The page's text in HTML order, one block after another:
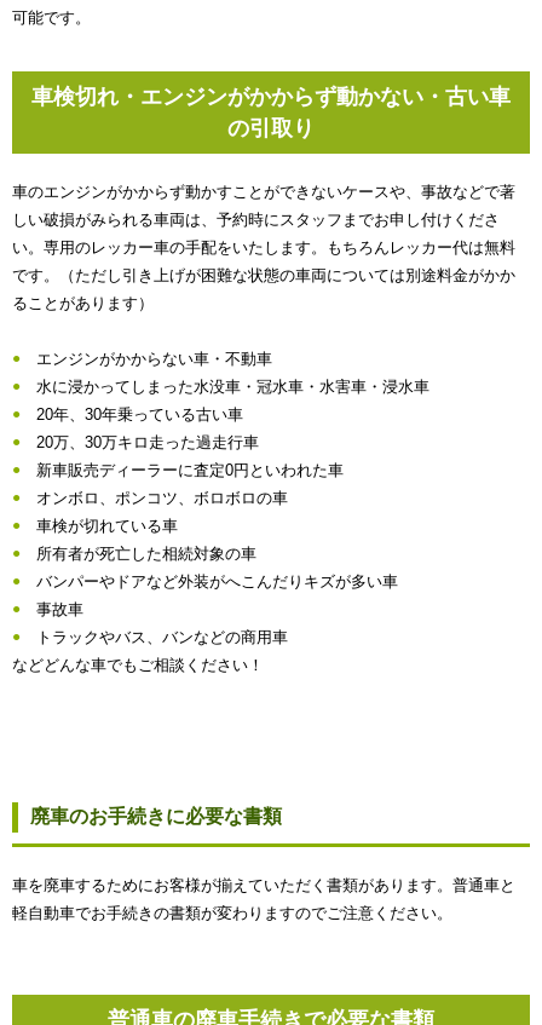
可能です。
車検切れ・エンジンがかからず動かない・古い車
の引取り
車のエンジンがかからず動かすことができないケースや、事故などで著
しい破損がみられる車両は、予約時にスタッフまでお申し付けくださ
い。専用のレッカー車の手配をいたします。もちろんレッカー代は無料
です。（ただし引き上げが困難な状態の車両については別途料金がかか
ることがあります）
エンジンがかからない車・不動車
水に浸かってしまった水没車・冠水車・水害車・浸水車
20年、30年乗っている古い車
20万、30万キロ走った過走行車
新車販売ディーラーに査定0円といわれた車
オンボロ、ポンコツ、ボロボロの車
車検が切れている車
所有者が死亡した相続対象の車
バンパーやドアなど外装がへこんだりキズが多い車
事故車
トラックやバス、バンなどの商用車
などどんな車でもご相談ください！
廃車のお手続きに必要な書類
車を廃車するためにお客様が揃えていただく書類があります。普通車と
軽自動車でお手続きの書類が変わりますのでご注意ください。
普通車の廃車手続きで必要な書類